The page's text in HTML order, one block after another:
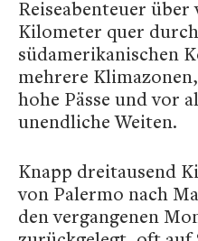
Reiseabenteuer über
Kilometer quer
südamerikanischen
mehrere
hohe Pässe und vor
unendliche Weiten.
Knapp dreitausend
von Palermo nach
den vergangenen